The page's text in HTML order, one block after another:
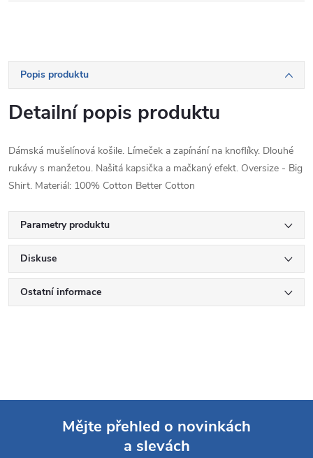
Popis produktu
Detailní popis produktu
Dámská mušelínová košile. Límeček a zapínání na knoflíky. Dlouhé
rukávy s manžetou. Našitá kapsička a mačkaný efekt. Oversize - Big
Shirt. Materiál: 100% Cotton Better Cotton
Parametry produktu
Diskuse
Ostatní informace
Mějte přehled o novinkách
a slevách